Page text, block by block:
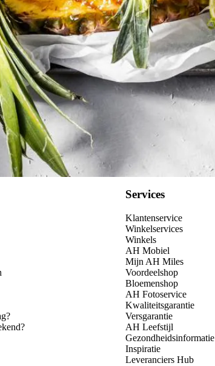
Services
Klantenservice
Winkelservices
Winkels
AH Mobiel
Mijn AH Miles
Voordeelshop
Bloemenshop
AH Fotoservice
Kwaliteitsgarantie
Versgarantie
AH Leefstijl
Gezondheidsinformatie
Inspiratie
Leveranciers Hub